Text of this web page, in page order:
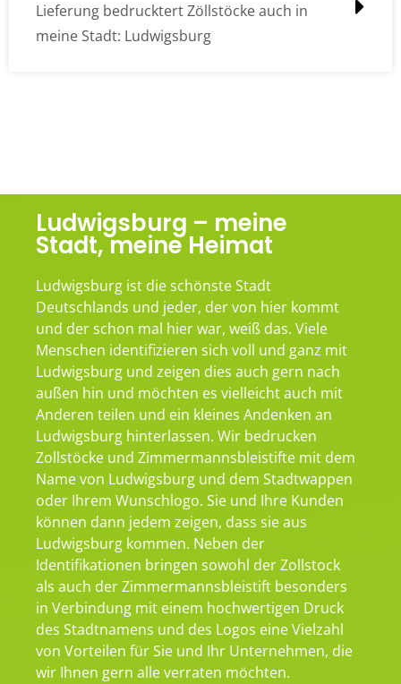
Lieferung bedrucktert Zöllstöcke auch in
meine Stadt: Ludwigsburg
Ludwigsburg – meine
Stadt, meine Heimat
Ludwigsburg ist die schönste Stadt
Deutschlands und jeder, der von hier kommt
und der schon mal hier war, weiß das. Viele
Menschen identifizieren sich voll und ganz mit
Ludwigsburg und zeigen dies auch gern nach
außen hin und möchten es vielleicht auch mit
Anderen teilen und ein kleines Andenken an
Ludwigsburg hinterlassen. Wir bedrucken
Zollstöcke und Zimmermannsbleistifte mit dem
Name von Ludwigsburg und dem Stadtwappen
oder Ihrem Wunschlogo. Sie und Ihre Kunden
können dann jedem zeigen, dass sie aus
Ludwigsburg kommen. Neben der
Identifikationen bringen sowohl der Zollstock
als auch der Zimmermannsbleistift besonders
in Verbindung mit einem hochwertigen Druck
des Stadtnamens und des Logos eine Vielzahl
von Vorteilen für Sie und Ihr Unternehmen, die
wir Ihnen gern alle verraten möchten.